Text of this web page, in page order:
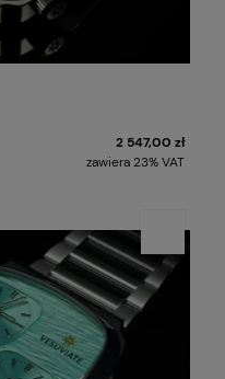
2 547,00 zł
zawiera 23% VAT